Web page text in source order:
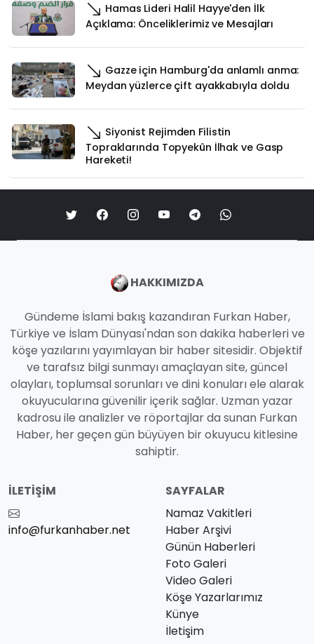
Hamas Lideri Halil Hayye'den İlk
Açıklama: Önceliklerimiz ve Mesajları
Gazze için Hamburg'da anlamlı anma:
Meydan yüzlerce çift ayakkabıyla doldu
Siyonist Rejimden Filistin
Topraklarında Topyekûn İlhak ve Gasp
Hareketi!
HAKKIMIZDA
Gündeme İslami bakış kazandıran Furkan Haber,
Türkiye ve İslam Dünyası'ndan son dakika haberleri ve
köşe yazılarını yayımlayan bir haber sitesidir. Objektif
ve tarafsız bilgi sunmayı amaçlayan site, güncel
olayları, toplumsal sorunları ve dini konuları ele alarak
okuyucularına güvenilir içerik sağlar. Uzman yazar
kadrosu ile analizler ve röportajlar da sunan Furkan
Haber, her geçen gün büyüyen bir okuyucu kitlesine
sahiptir.
İLETIŞIM
info@furkanhaber.net
SAYFALAR
Namaz Vakitleri
Haber Arşivi
Günün Haberleri
Foto Galeri
Video Galeri
Köşe Yazarlarımız
Künye
İletişim